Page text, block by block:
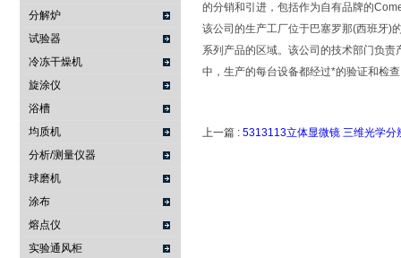
分解炉
试验器
冷冻干燥机
旋涂仪
浴槽
均质机
分析/测量仪器
球磨机
涂布
熔点仪
实验通风柜
的分销和引进，包括作为自有品牌的
该公司的生产工厂位于巴塞罗那(西班牙)
系列产品的区域。该公司的技术部门负
中，生产的每台设备都经过*的验证和检
上一篇 : 5313113立体显微镜 三维光学分